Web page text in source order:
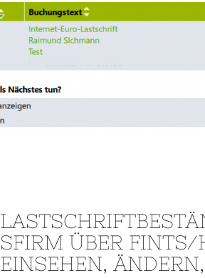
SFIRM ÜBER FINTS/
EINSEHEN,